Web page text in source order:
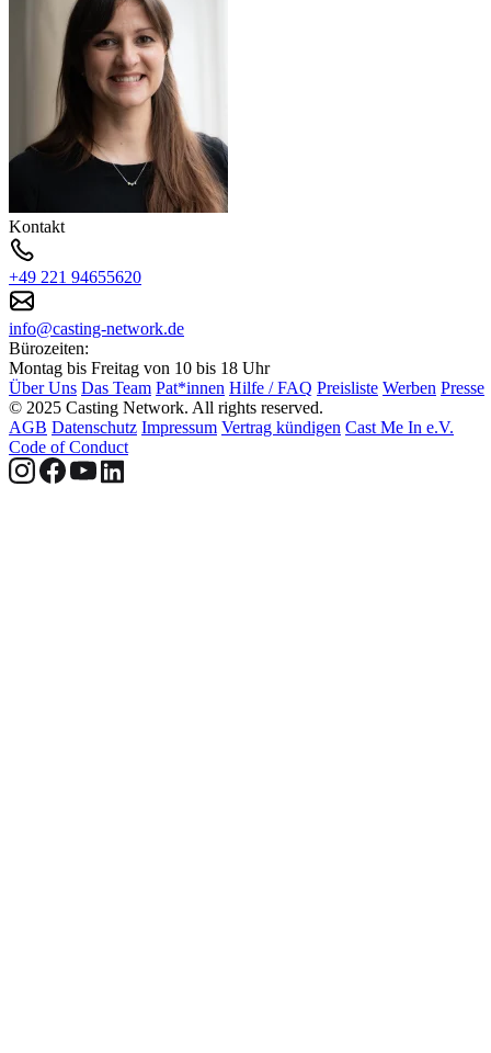
Kontakt
+49 221 94655620
info@casting-network.de
Bürozeiten:
Montag bis Freitag von 10 bis 18 Uhr
Über Uns Das Team Pat*innen Hilfe / FAQ Preisliste Werben Presse
© 2025 Casting Network. All rights reserved.
AGB Datenschutz Impressum Vertrag kündigen Cast Me In e.V.
Code of Conduct